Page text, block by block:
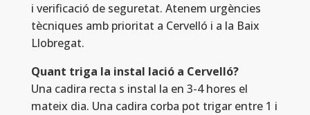
i verificació de seguretat. Atenem urgències
tècniques amb prioritat a Cervelló i a la Baix
Llobregat.
Quant triga la instal lació a Cervelló?
Una cadira recta s instal la en 3-4 hores el
mateix dia. Una cadira corba pot trigar entre 1 i